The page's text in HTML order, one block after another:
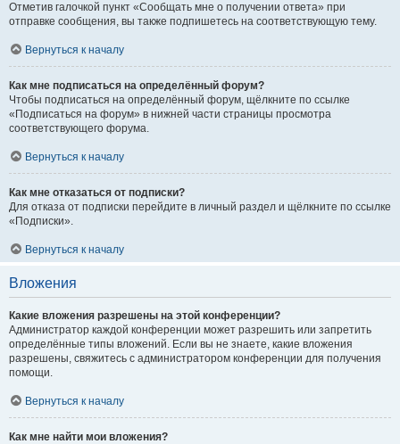
Отметив галочкой пункт «Сообщать мне о получении ответа» при
отправке сообщения, вы также подпишетесь на соответствующую тему.
Вернуться к началу
Как мне подписаться на определённый форум?
Чтобы подписаться на определённый форум, щёлкните по ссылке
«Подписаться на форум» в нижней части страницы просмотра
соответствующего форума.
Вернуться к началу
Как мне отказаться от подписки?
Для отказа от подписки перейдите в личный раздел и щёлкните по ссылке
«Подписки».
Вернуться к началу
Вложения
Какие вложения разрешены на этой конференции?
Администратор каждой конференции может разрешить или запретить
определённые типы вложений. Если вы не знаете, какие вложения
разрешены, свяжитесь с администратором конференции для получения
помощи.
Вернуться к началу
Как мне найти мои вложения?